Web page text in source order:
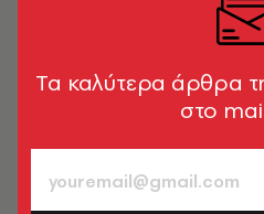
3’
Tα καλύτερα άρθρα
στο